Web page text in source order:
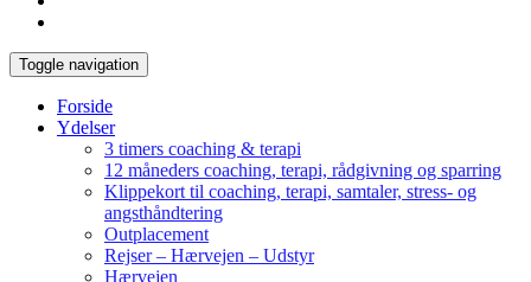
Toggle navigation
Forside
Ydelser
3 timers coaching & terapi
12 måneders coaching, terapi, rådgivning og sparring
Klippekort til coaching, terapi, samtaler, stress- og
angsthåndtering
Outplacement
Rejser – Hærvejen – Udstyr
Hærvejen